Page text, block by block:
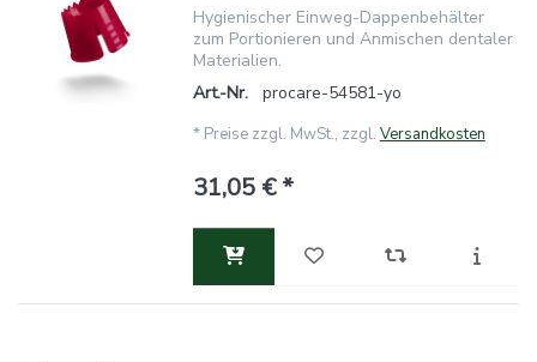
Hygienischer Einweg-Dappenbehälter
zum Portionieren und Anmischen dentaler
Materialien.
Art.-Nr.
procare-54581-yo
* Preise zzgl. MwSt., zzgl. Versandkosten
31,05 € *